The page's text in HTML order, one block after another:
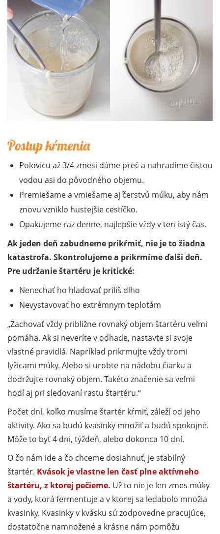
Postup kŕmenia
Polovicu až 3/4 zmesi dáme preč a nahradíme čistou
vodou asi do pôvodného objemu.
Premiešame a vmiešame aj čerstvú múku, aby nám
znovu vzniklo hustejšie cestíčko.
Opakujeme raz denne, najlepšie vždy v ten istý čas.
Ak jeden deň zabudneme prikŕmiť, nie je to žiadna
katastrofa. Skontrolujeme a prikrmíme ďalší deň.
Pre udržanie štartéru je kritické:
Nenechať ho hladovať príliš dlho
Nevystavovať ho extrémnym teplotám
Zachovať vždy približne rovnaký objem štartéru veľmi
pomáha. Ak si neveríte v odhade, nastavte si svoje
vlastné pravidlá. Napríklad prikrmujte vždy tromi
lyžicami múky. Alebo si urobte na nádobu čiarku a
dodržujte rovnaký objem. Takéto značenie sa veľmi
hodí aj pri sledovaní rastu štartéru.
Počet dní, koľko musíme štartér kŕmiť, záleží od jeho
aktivity. Ako sa budú kvasinky množiť a budú spokojné.
Môže to byť 4 dni, týždeň, alebo dokonca 10 dní.
O čo nám ide a čo chceme dosiahnuť, je stabilný
štartér. Kvások je vlastne len časť plne aktívneho
štartéru, z ktorej pečieme. Už to nie je len zmes múky
a vody, ktorá fermentuje a v ktorej sa ledabolo množia
kvasinky. Kvasinky v kvásku sú zodpovedne pracujúce,
dostatočne namnožené a krásne nám pomôžu